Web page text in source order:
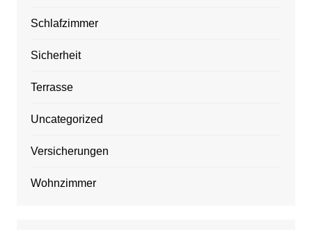
Schlafzimmer
Sicherheit
Terrasse
Uncategorized
Versicherungen
Wohnzimmer